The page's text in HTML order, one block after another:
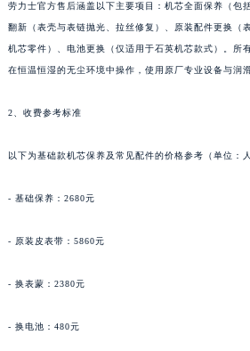
劳力士官方售后涵盖以下主要项目：机芯全面保养（包
翻新（表壳与表链抛光、拉丝修复）、原装配件更换（
机芯零件）、电池更换（仅适用于石英机芯款式）。所
在恒温恒湿的无尘环境中操作，使用原厂专业设备与润滑
2、收费参考标准
以下为基础款机芯保养及常见配件的价格参考（单位：
- 基础保养：2680元
- 原装皮表带：5860元
- 换表蒙：2380元
- 换电池：480元